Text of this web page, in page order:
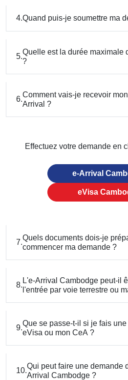
4.Quand puis-je soumettre ma
5.
Quelle est la durée maximale
?
6.
Comment vais-je recevoir
Arrival ?
Effectuez votre demande en
e-Arrival
eVisa
7.
Quels documents dois-je
commencer ma demande ?
8.
L'e-Arrival Cambodge peut-il
l'entrée par voie terrestre ou
9.
Que se passe-t-il si je fais
eVisa ou mon CeA ?
10.
Qui peut faire une demande
Arrival Cambodge ?